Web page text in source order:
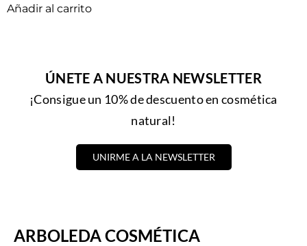
Añadir al carrito
ÚNETE A NUESTRA NEWSLETTER
¡Consigue un 10% de descuento en cosmética
natural!
UNIRME A LA NEWSLETTER
ARBOLEDA COSMÉTICA